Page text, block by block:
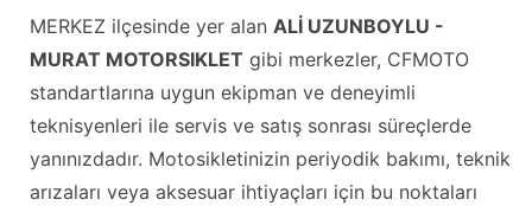
MERKEZ ilçesinde yer alan ALİ UZUNBOYLU -
MURAT MOTORSIKLET gibi merkezler, CFMOTO
standartlarına uygun ekipman ve deneyimli
teknisyenleri ile servis ve satış sonrası süreçlerde
yanınızdadır. Motosikletinizin periyodik bakımı, teknik
arızaları veya aksesuar ihtiyaçları için bu noktaları